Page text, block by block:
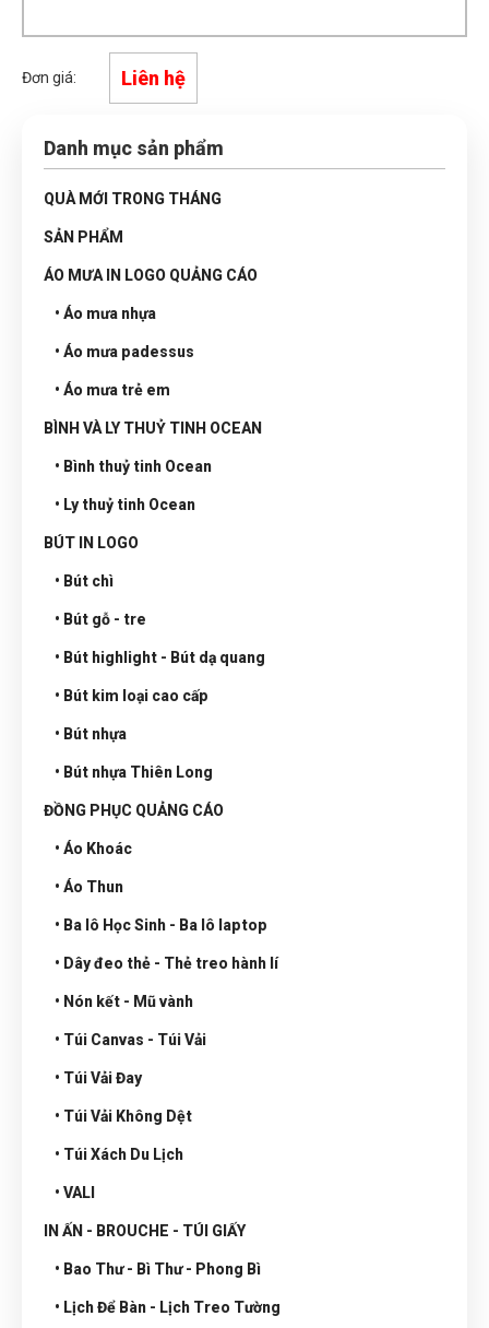
Đơn giá: Liên hệ
Danh mục sản phẩm
QUÀ MỚI TRONG THÁNG
SẢN PHẨM
ÁO MƯA IN LOGO QUẢNG CÁO
• Áo mưa nhựa
• Áo mưa padessus
• Áo mưa trẻ em
BÌNH VÀ LY THUỶ TINH OCEAN
• Bình thuỷ tinh Ocean
• Ly thuỷ tinh Ocean
BÚT IN LOGO
• Bút chì
• Bút gỗ - tre
• Bút highlight - Bút dạ quang
• Bút kim loại cao cấp
• Bút nhựa
• Bút nhựa Thiên Long
ĐỒNG PHỤC QUẢNG CÁO
• Áo Khoác
• Áo Thun
• Ba lô Học Sinh - Ba lô laptop
• Dây đeo thẻ - Thẻ treo hành lí
• Nón kết - Mũ vành
• Túi Canvas - Túi Vải
• Túi Vải Đay
• Túi Vải Không Dệt
• Túi Xách Du Lịch
• VALI
IN ẤN - BROUCHE - TÚI GIẤY
• Bao Thư - Bì Thư - Phong Bì
• Lịch Để Bàn - Lịch Treo Tường